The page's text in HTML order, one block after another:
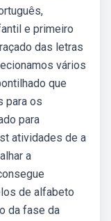
e primeiro
das letras
vários
que
para os
para
atividades de a
a
de alfabeto
da fase da